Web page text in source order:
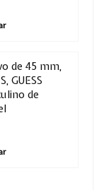
de 45 mm,
GUESS
de